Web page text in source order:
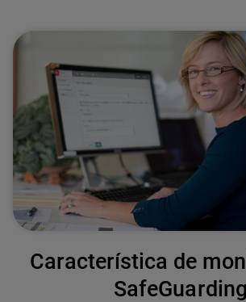
Característica de
SafeGuarding